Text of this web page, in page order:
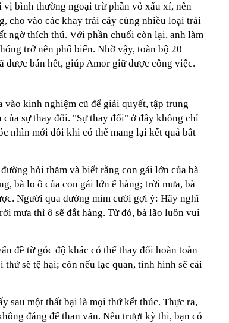
bình thường ngoại trừ phần vỏ xấu xí, nên
cho vào các khay trái cây cùng nhiều loại trái
ngờ thích thú. Với phần chuối còn lại, anh làm
trở nên phổ biến. Nhờ vậy, toàn bộ 20
được bán hết, giúp Amor giữ được công việc.
kinh nghiệm cũ để giải quyết, tập trung
của sự thay đổi. "Sự thay đổi" ở đây không chỉ
nhìn mới đôi khi có thể mang lại kết quả bất
hỏi thăm và biết rằng con gái lớn của bà
bà lo ô của con gái lớn ế hàng; trời mưa, bà
Người qua đường mỉm cười gợi ý: Hãy nghĩ
mưa thì ô sẽ đắt hàng. Từ đó, bà lão luôn vui
đề từ góc độ khác có thể thay đổi hoàn toàn
sẽ tệ hại; còn nếu lạc quan, tình hình sẽ cải
sau một thất bại là mọi thứ kết thúc. Thực ra,
đáng để than vãn. Nếu trượt kỳ thi, bạn có